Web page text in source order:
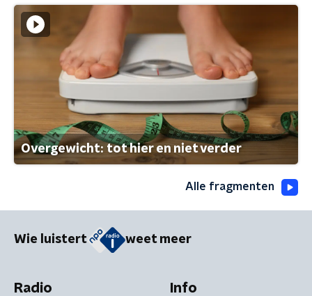
Overgewicht: tot hier en niet verder
Alle fragmenten
Wie luistert weet meer
Radio Info